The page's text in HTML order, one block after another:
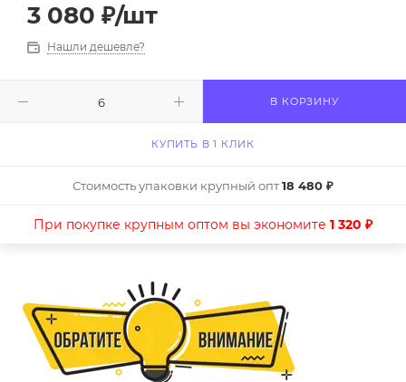
3 080 ₽/шт
Нашли дешевле?
В КОРЗИНУ
КУПИТЬ В 1 КЛИК
Стоимость упаковки крупный опт18 480 ₽
При покупке крупным оптом вы экономите 1 320 ₽